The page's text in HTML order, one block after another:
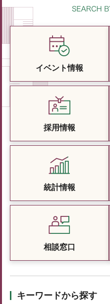
イベント情報
採用情報
統計情報
相談窓口
キーワードから探す